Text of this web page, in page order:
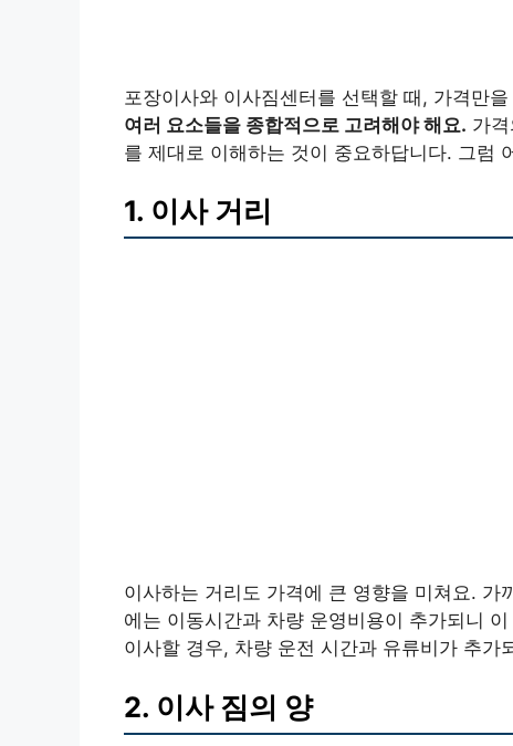
포장이사와 이사짐센터를 선택할 때, 가격만
여러 요소들을 종합적으로 고려해야 해요. 가
를 제대로 이해하는 것이 중요하답니다. 그럼
1. 이사 거리
이사하는 거리도 가격에 큰 영향을 미쳐요.
에는 이동시간과 차량 운영비용이 추가되니
이사할 경우, 차량 운전 시간과 유류비가 추가
2. 이사 짐의 양